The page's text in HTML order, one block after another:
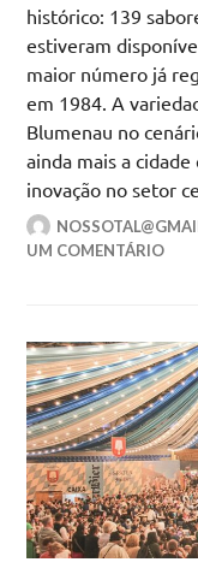
histórico: 139
estiveram
maior número já
em 1984. A
Blumenau no
ainda mais a
inovação no setor
UM COMENTÁRIO